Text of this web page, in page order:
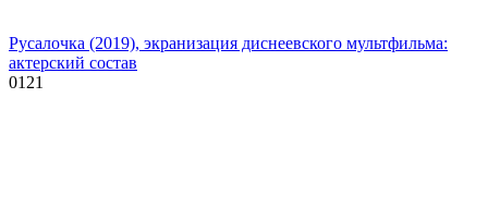
Русалочка (2019), экранизация диснеевского мультфильма:
актерский состав
0121